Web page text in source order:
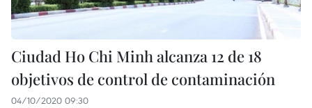
Ciudad Ho Chi Minh alcanza 12 de 18
objetivos de control de contaminación
04/10/2020 09:30